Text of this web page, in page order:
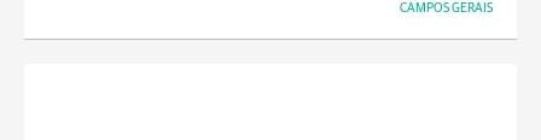
CAMPOS GERAIS